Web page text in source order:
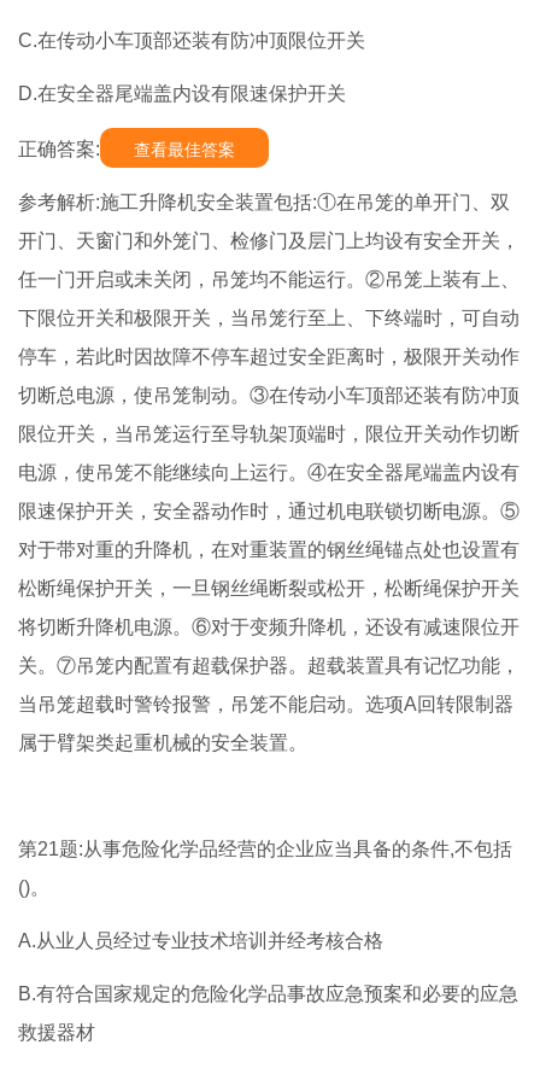
C.在传动小车顶部还装有防冲顶限位开关
D.在安全器尾端盖内设有限速保护开关
正确答案: 查看最佳答案
参考解析:施工升降机安全装置包括:①在吊笼的单开门、双
开门、天窗门和外笼门、检修门及层门上均设有安全开关，
任一门开启或未关闭，吊笼均不能运行。②吊笼上装有上、
下限位开关和极限开关，当吊笼行至上、下终端时，可自动
停车，若此时因故障不停车超过安全距离时，极限开关动作
切断总电源，使吊笼制动。③在传动小车顶部还装有防冲顶
限位开关，当吊笼运行至导轨架顶端时，限位开关动作切断
电源，使吊笼不能继续向上运行。④在安全器尾端盖内设有
限速保护开关，安全器动作时，通过机电联锁切断电源。⑤
对于带对重的升降机，在对重装置的钢丝绳锚点处也设置有
松断绳保护开关，一旦钢丝绳断裂或松开，松断绳保护开关
将切断升降机电源。⑥对于变频升降机，还设有减速限位开
关。⑦吊笼内配置有超载保护器。超载装置具有记忆功能，
当吊笼超载时警铃报警，吊笼不能启动。选项A回转限制器
属于臂架类起重机械的安全装置。
第21题:从事危险化学品经营的企业应当具备的条件,不包括
()。
A.从业人员经过专业技术培训并经考核合格
B.有符合国家规定的危险化学品事故应急预案和必要的应急
救援器材